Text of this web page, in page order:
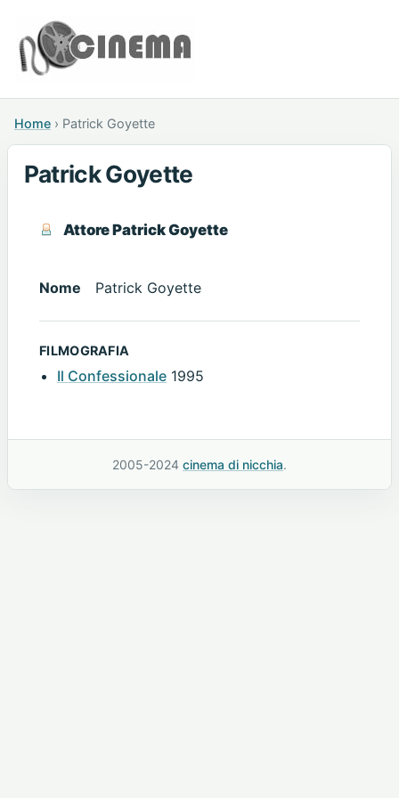
Home › Patrick Goyette
Patrick Goyette
Attore Patrick Goyette
Nome Patrick Goyette
FILMOGRAFIA
Il Confessionale 1995
2005-2024 cinema di nicchia.